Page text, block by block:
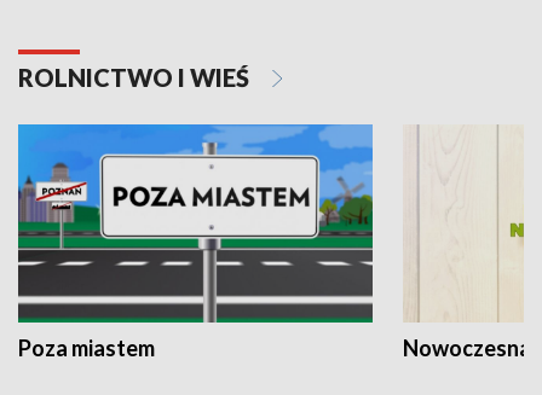
ROLNICTWO I WIEŚ
Poza miastem Nowoczesna